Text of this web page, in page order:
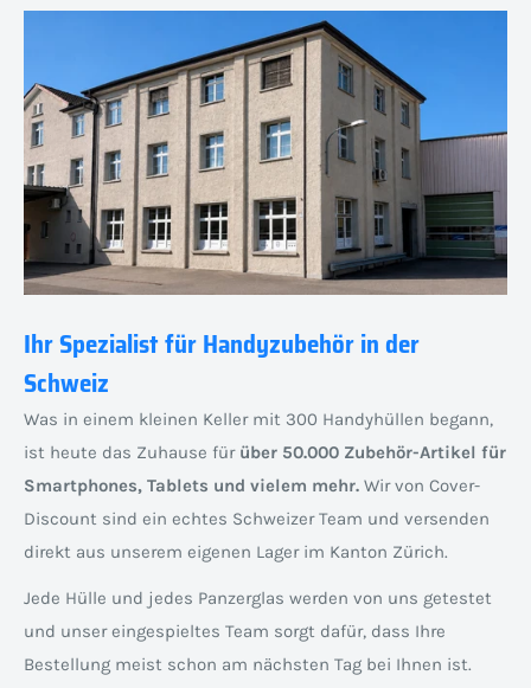
Ihr Spezialist für Handyzubehör in der
Schweiz
Was in einem kleinen Keller mit 300 Handyhüllen begann,
ist heute das Zuhause für über 50.000 Zubehör-Artikel für
Smartphones, Tablets und vielem mehr. Wir von Cover-
Discount sind ein echtes Schweizer Team und versenden
direkt aus unserem eigenen Lager im Kanton Zürich.
Jede Hülle und jedes Panzerglas werden von uns getestet
und unser eingespieltes Team sorgt dafür, dass Ihre
Bestellung meist schon am nächsten Tag bei Ihnen ist.